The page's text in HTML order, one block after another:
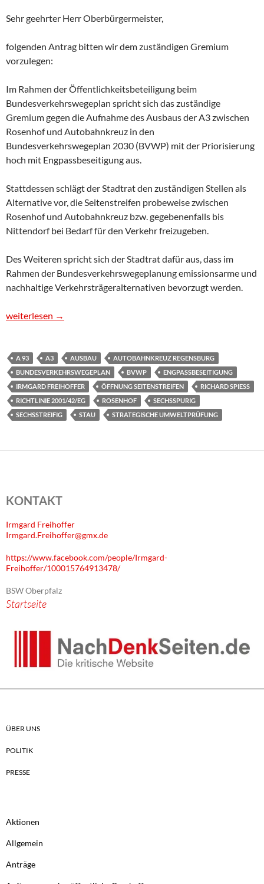
Sehr geehrter Herr Oberbürgermeister,
folgenden Antrag bitten wir dem zuständigen Gremium
vorzulegen:
Im Rahmen der Öffentlichkeitsbeteiligung beim
Bundesverkehrswegeplan spricht sich das zuständige
Gremium gegen die Aufnahme des Ausbaus der A3 zwischen
Rosenhof und Autobahnkreuz in den
Bundesverkehrswegeplan 2030 (BVWP) mit der Priorisierung
hoch mit Engpassbeseitigung aus.
Stattdessen schlägt der Stadtrat den zuständigen Stellen als
Alternative vor, die Seitenstreifen probeweise zwischen
Rosenhof und Autobahnkreuz bzw. gegebenenfalls bis
Nittendorf bei Bedarf für den Verkehr freizugeben.
Des Weiteren spricht sich der Stadtrat dafür aus, dass im
Rahmen der Bundesverkehrswegeplanung emissionsarme und
nachhaltige Verkehrsträgeralternativen bevorzugt werden.
Dringlichkeitsantrag: Stellungnahme im Rahmen der
weiterlesen →
A 93 A3 AUSBAU
AUTOBAHNKREUZ REGENSBURG
BUNDESVERKEHRSWEGEPLAN
BVWP
ENGPASSBESEITIGUNG
IRMGARD FREIHOFFER
ÖFFNUNG SEITENSTREIFEN
RICHARD SPIESS
RICHTLINIE 2001/42/EG
ROSENHOF
SECHSSPURIG
SECHSSTREIFIG
STAU STRATEGISCHE UMWELTPRÜFUNG
KONTAKT
Irmgard Freihoffer
Irmgard.Freihoffer@gmx.de
https://www.facebook.com/people/Irmgard-
Freihoffer/100015764913478/
BSW Oberpfalz
Startseite
ÜBER UNS
POLITIK
PRESSE
Aktionen
Allgemein
Anträge